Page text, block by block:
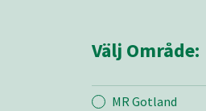
Välj Område:
MR Gotland